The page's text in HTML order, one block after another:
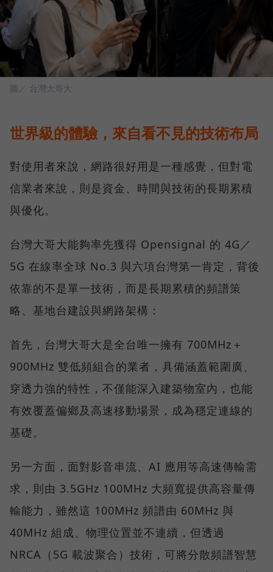
圖／ 台灣大哥大
世界級的體驗，來自看不見的技術布局
對使用者來說，網路很好用是一種感覺，但對電
信業者來說，則是資金、時間與技術的長期累積
與優化。
台灣大哥大能夠率先獲得 Opensignal 的 4G／
5G 在線率全球 No.3 與六項台灣第一肯定，背後
依靠的不是單一技術，而是長期累積的頻譜策
略、基地台建設與網路架構：
首先，台灣大哥大是全台唯一擁有 700MHz＋
900MHz 雙低頻組合的業者，具備涵蓋範圍廣、
穿透力強的特性，不僅能深入建築物室內，也能
有效覆蓋偏鄉及高速移動場景，成為穩定連線的
基礎。
另一方面，面對影音串流、AI 應用等高速傳輸需
求，則由 3.5GHz 100MHz 大頻寬提供高容量傳
輸能力，雖然這 100MHz 頻譜由 60MHz 與
40MHz 組成、物理位置並不連續，但透過
NRCA（5G 載波聚合）技術，可將分散頻譜智慧